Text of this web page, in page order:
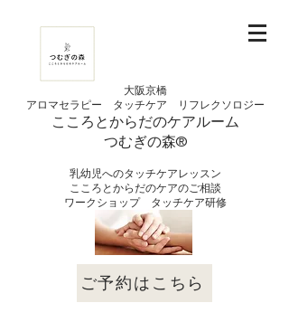
大阪京橋
アロマセラピー タッチケア
リフレクソロジー
こころとからだのケアルーム
つむぎの​森®︎
​乳幼児へのタッチケアレッスン
こころとからだのケアのご相談
​ワークショップ タッチケア研修
ご予約はこちら